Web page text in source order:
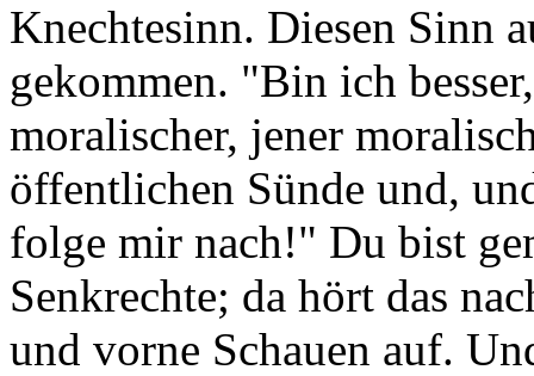
Knechtesinn. Diesen Sinn
gekommen. "Bin ich
moralischer, jener
öffentlichen Sünde und,
folge mir nach!" Du bist
Senkrechte; da hört das
und vorne Schauen auf.